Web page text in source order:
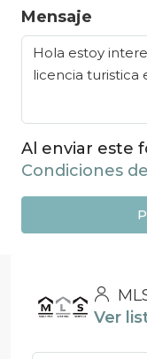
Mensaje
Al enviar este
Condiciones
Ver